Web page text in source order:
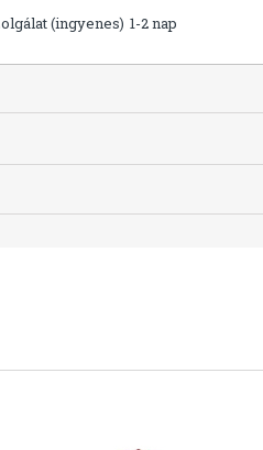
(ingyenes) 1-2 nap